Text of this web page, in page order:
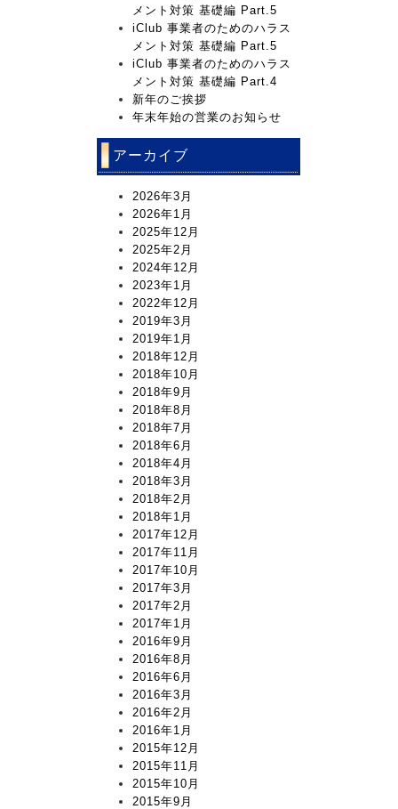
メント対策 基礎編 Part.5
iClub 事業者のためのハラス
メント対策 基礎編 Part.5
iClub 事業者のためのハラス
メント対策 基礎編 Part.4
新年のご挨拶
年末年始の営業のお知らせ
アーカイブ
2026年3月
2026年1月
2025年12月
2025年2月
2024年12月
2023年1月
2022年12月
2019年3月
2019年1月
2018年12月
2018年10月
2018年9月
2018年8月
2018年7月
2018年6月
2018年4月
2018年3月
2018年2月
2018年1月
2017年12月
2017年11月
2017年10月
2017年3月
2017年2月
2017年1月
2016年9月
2016年8月
2016年6月
2016年3月
2016年2月
2016年1月
2015年12月
2015年11月
2015年10月
2015年9月